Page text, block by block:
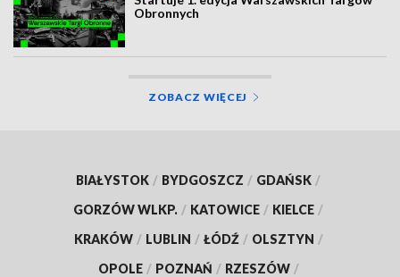
Obronnych
ZOBACZ WIĘCEJ
BIAŁYSTOK / BYDGOSZCZ / GDAŃSK /
GORZÓW WLKP. / KATOWICE / KIELCE /
KRAKÓW / LUBLIN / ŁÓDŹ / OLSZTYN /
OPOLE / POZNAŃ / RZESZÓW /